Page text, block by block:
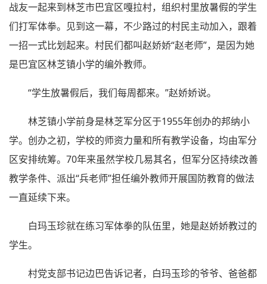
战友一起来到林芝市巴宜区嘎拉村，组织村里放暑假的学生
们打军体拳。见到这一幕，不少路过的村民主动加入，跟着
一招一式比划起来。村民们都叫赵娇娇“赵老师”，是因为她
是巴宜区林芝镇小学的编外教师。
“学生放暑假后，我们每周都来。”赵娇娇说。
林芝镇小学前身是林芝军分区于1955年创办的邦纳小
学。创办之初，学校的师资力量和所有教学设备，均由军分
区安排统筹。70年来虽然学校几易其名，但军分区持续改善
教学条件、派出“兵老师”担任编外教师开展国防教育的做法
一直延续下来。
白玛玉珍就在练习军体拳的队伍里，她是赵娇娇教过的
学生。
村党支部书记边巴告诉记者，白玛玉珍的爷爷、爸爸都